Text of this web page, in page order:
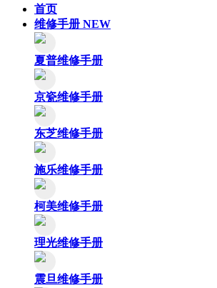
首页
维修手册 NEW
夏普维修手册
京瓷维修手册
东芝维修手册
施乐维修手册
柯美维修手册
理光维修手册
震旦维修手册